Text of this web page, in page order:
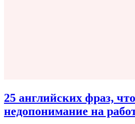
25 английских фраз,
недопонимание на